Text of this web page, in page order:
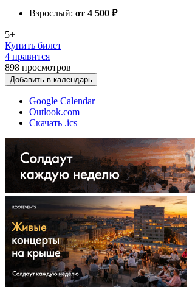
Взрослый: от 4 500 ₽
5+
Купить билет
4 нравится
898 просмотров
Добавить в календарь
Google Calendar
Outlook.com
Скачать .ics